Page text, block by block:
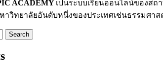
ACADEMY เป็นระบบเรียนออนไลน์ของสถ
าวิทยาลัยอันดับหนึ่งของประเทศเช่นธรรมศ
Search